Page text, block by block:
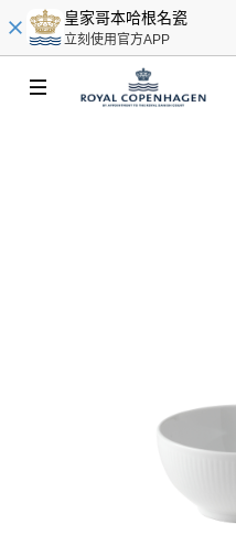
皇家哥本哈根名瓷
立刻使用官方APP